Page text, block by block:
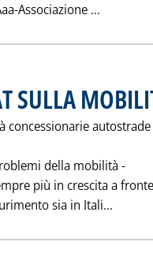
Associazione ...
SULLA
concessionarie
della mobilità -
più in crescita a
sia in Itali...